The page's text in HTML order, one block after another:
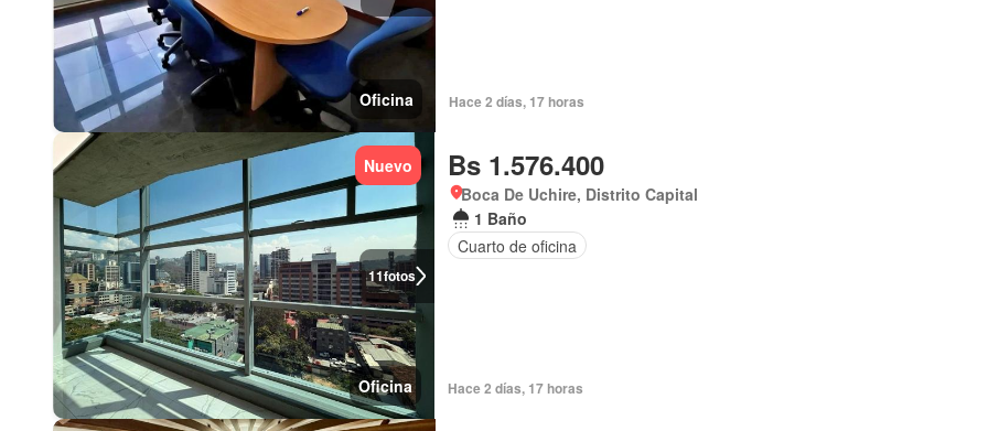
Oficina Hace 2 días, 17 horas
11fotos
Nuevo
Oficina
Bs 1.576.400
Boca De Uchire, Distrito Capital
1 Baño
Cuarto de oficina
Hace 2 días, 17 horas